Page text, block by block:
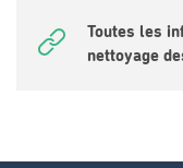
Toutes les
nettoyage